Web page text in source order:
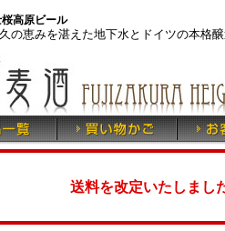
高原ビール
の恵みを湛えた地下水とドイツの本格
送料を改定いたしまし